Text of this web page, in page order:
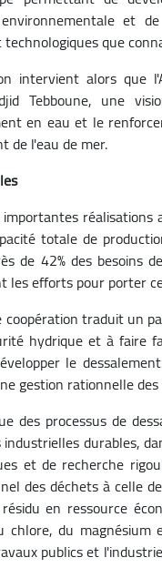
et
que
intervient alors que
Tebboune, une
en eau et le
de l'eau de mer.
réalisations
totale de
de 42% des besoins
efforts pour porter
traduit un
hydrique et à faire
le
gestion rationnelle des
des processus de
durables,
et de recherche
des déchets à celle
en ressource
du
publics et